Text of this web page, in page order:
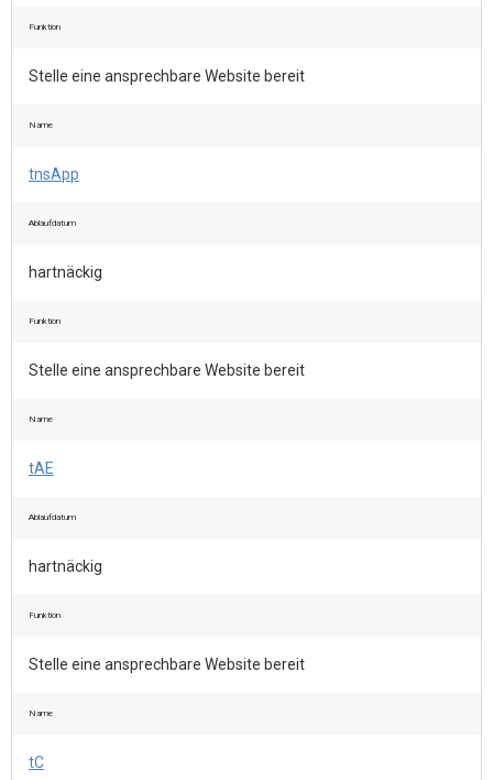
Funktion
Stelle eine ansprechbare Website bereit
Name
tnsApp
Ablaufdatum
hartnäckig
Funktion
Stelle eine ansprechbare Website bereit
Name
tAE
Ablaufdatum
hartnäckig
Funktion
Stelle eine ansprechbare Website bereit
Name
tC